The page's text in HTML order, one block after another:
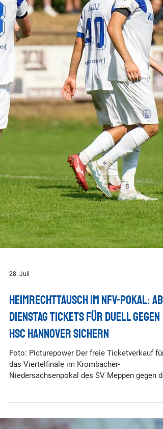
zu unterstützen. Bei den bisherigen Testspielen
der Sommervorbereitung ist der SV Meppen
einem besonderen Trikot aufgelaufen. Anstelle
des Logos u
Heimrechttausch im NFV-Pokal: Ab